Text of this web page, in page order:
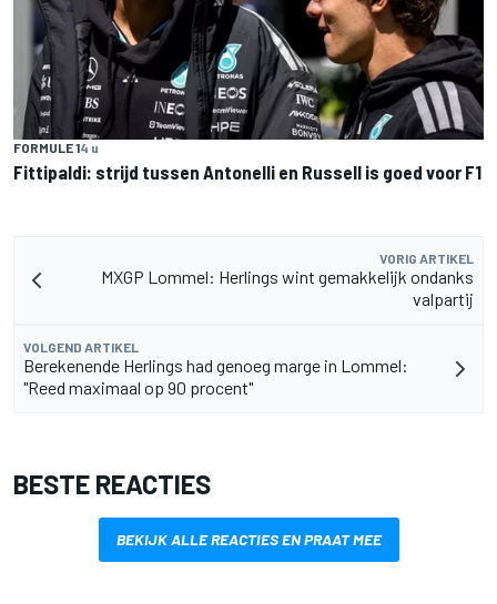
FORMULE 14 u
Fittipaldi: strijd tussen Antonelli en Russell is goed voor F1
VORIG ARTIKEL
MXGP Lommel: Herlings wint gemakkelijk ondanks
valpartij
VOLGEND ARTIKEL
Berekenende Herlings had genoeg marge in Lommel:
"Reed maximaal op 90 procent"
BESTE REACTIES
BEKIJK ALLE REACTIES EN PRAAT MEE